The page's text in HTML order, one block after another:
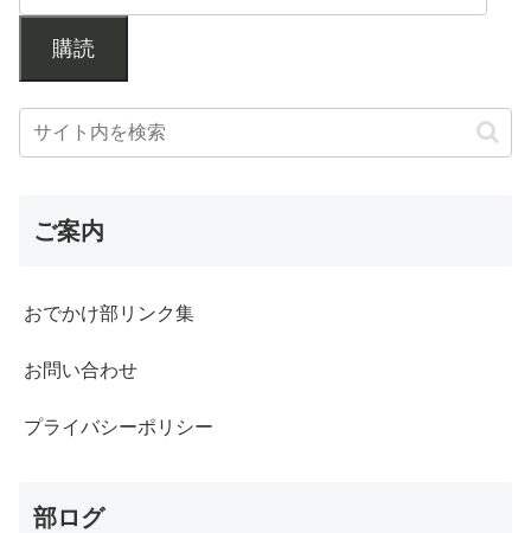
購読
ご案内
おでかけ部リンク集
お問い合わせ
プライバシーポリシー
部ログ